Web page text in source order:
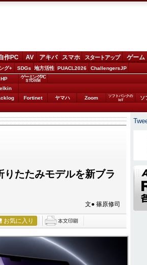
作PC AV アキバ スマホ スタートアップ ゲーム
グ+ SDGs 地方活性 PUACL2026 ChallengersJP
HP ゲーミングPC
STORM
Fortinet ヤマハ Zoom
ソフトバンクの
IoT
ソ
たたみモデルを新ブラ
文● 篠原修司
お気に入り